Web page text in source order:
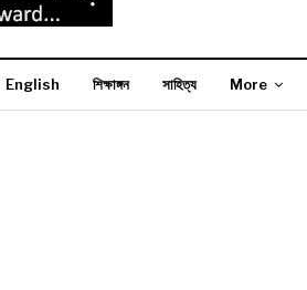
English শিক্ষাঙ্গন সাহিত্য More